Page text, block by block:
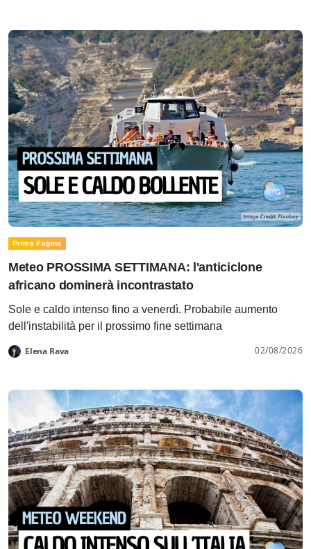
Prima Pagina
Meteo PROSSIMA SETTIMANA: l'anticiclone
africano dominerà incontrastato
Sole e caldo intenso fino a venerdì. Probabile aumento
dell'instabilità per il prossimo fine settimana
Elena Rava 02/08/2026